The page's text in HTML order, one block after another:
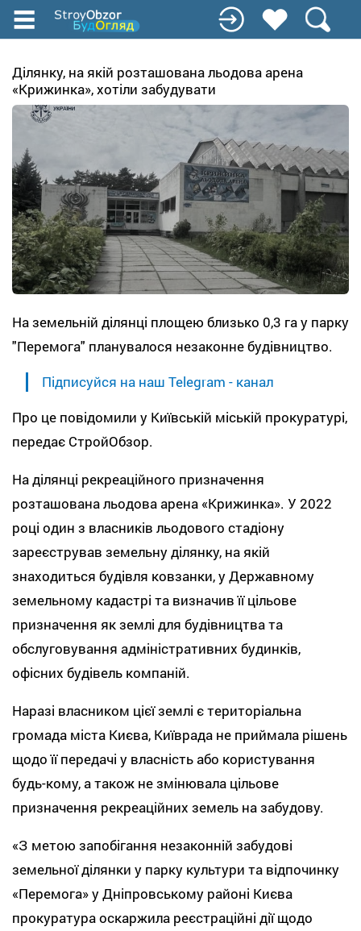
Перейти
до
вмісту
Ділянку, на якій розташована льодова арена
«Крижинка», хотіли забудувати
На земельній ділянці площею близько 0,3 га у парку
"Перемога" планувалося незаконне будівництво.
Підписуйся на наш Telegram - канал
Про це повідомили у Київській міській прокуратурі,
передає СтройОбзор.
На ділянці рекреаційного призначення
розташована льодова арена «Крижинка». У 2022
році один з власників льодового стадіону
зареєстрував земельну ділянку, на якій
знаходиться будівля ковзанки, у Державному
земельному кадастрі та визначив її цільове
призначення як землі для будівництва та
обслуговування адміністративних будинків,
офісних будівель компаній.
Наразі власником цієї землі є територіальна
громада міста Києва, Київрада не приймала рішень
щодо її передачі у власність або користування
будь-кому, а також не змінювала цільове
призначення рекреаційних земель на забудову.
«З метою запобігання незаконній забудові
земельної ділянки у парку культури та відпочинку
«Перемога» у Дніпровському районі Києва
прокуратура оскаржила реєстраційні дії щодо